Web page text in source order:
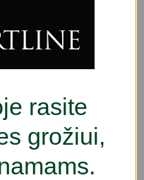
kokybę ir leisk
tavo grožį.
cera (copernicia
rasite
grožiui,